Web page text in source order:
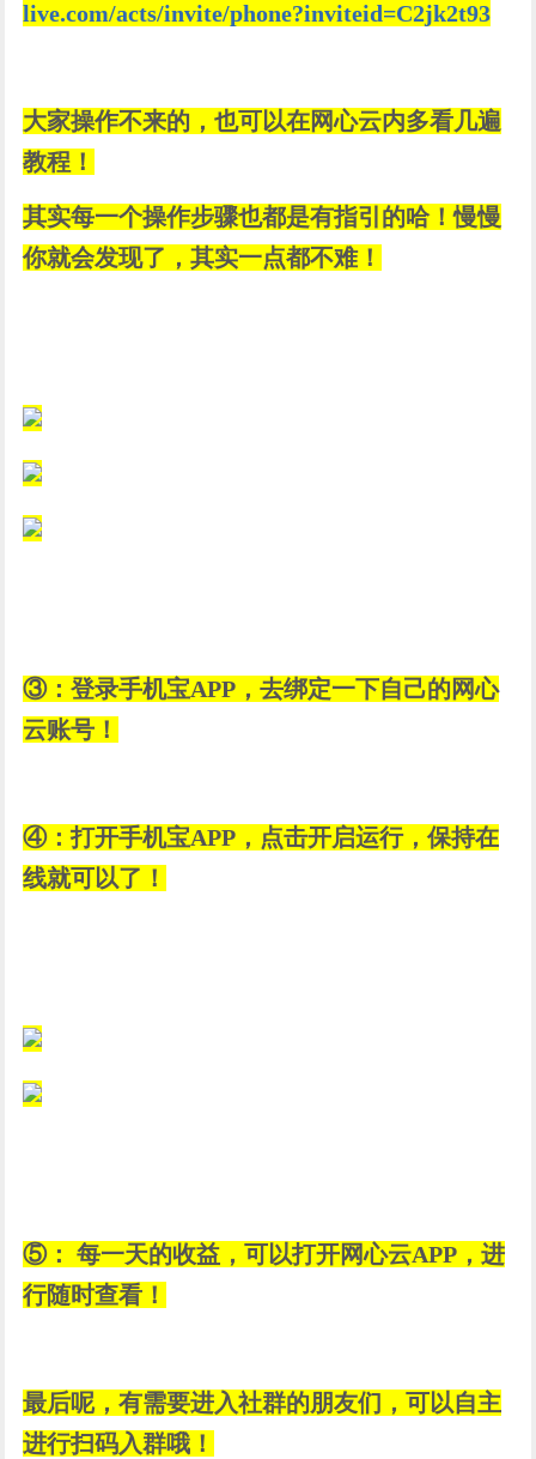
live.com/acts/invite/phone?inviteid=C2jk2t93
大家操作不来的，也可以在网心云内多看几遍
教程！
其实每一个操作步骤也都是有指引的哈！慢慢
你就会发现了，其实一点都不难！
③：登录手机宝APP，去绑定一下自己的网心
云账号！
④：打开手机宝APP，点击开启运行，保持在
线就可以了！
⑤： 每一天的收益，可以打开网心云APP，进
行随时查看！
最后呢，有需要进入社群的朋友们，可以自主
进行扫码入群哦！